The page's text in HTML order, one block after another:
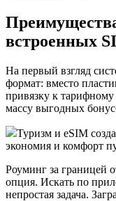
встроенных
На первый взгляд
формат: вместо
привязку к
массу выгодных
Туризм и eSIM
экономия и комфорт
Роуминг за границей
опция. Искать по
непростая задача.